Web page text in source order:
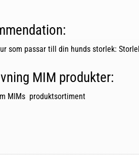
som passar till din hunds storlek:
MIM produkter:
MIMs produktsortiment